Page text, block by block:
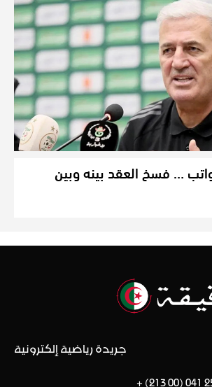
… فسخ العقد بينه وبين
جريدة رياضية إلكترونية